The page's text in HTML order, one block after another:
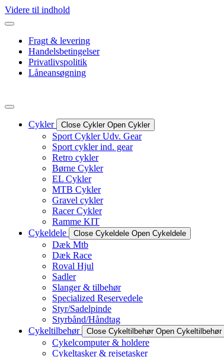
Videre til indhold
Fragt & levering
Handelsbetingelser
Privatlivspolitik
Låneansøgning
Cykler Close Cykler Open Cykler
Sport Cykler Udv. Gear
Sport cykler ind. gear
Retro cykler
Børne Cykler
EL Cykler
MTB Cykler
Gravel cykler
Racer Cykler
Ramme KIT
Cykeldele
Close Cykeldele Open Cykeldele
Dæk Mtb
Dæk Race
Roval Hjul
Sadler
Slanger & tilbehør
Specialized Reservedele
Styr/Sadelpinde
Styrbånd/Håndtag
Cykeltilbehør
Close Cykeltilbehør Open Cykeltilbehør
Cykelcomputer & holdere
Cykeltasker & rejsetasker